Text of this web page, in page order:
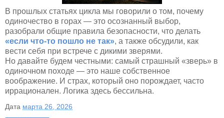
В прошлых статьях цикла мы говорили о том, почему
одиночество в горах — это осознанный выбор,
разобрали общие правила безопасности, что делать
«если что-то пошло не так», а также обсудили, как
вести себя при встрече с дикими зверями.
Но давайте будем честными: самый страшный «зверь» в
одиночном походе — это наше собственное
воображение. И страх, который оно порождает, часто
иррационален. Логика здесь бессильна.
Дата марта 26, 2026